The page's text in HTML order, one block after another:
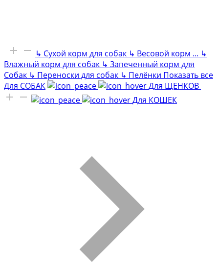
↳ Сухой корм для собак ↳ Весовой корм ... ↳
Влажный корм для собак ↳ Запеченный корм для
Собак ↳ Переноски для собак ↳ Пелёнки Показать все
Для СОБАК
Для ЩЕНКОВ
Для КОШЕК